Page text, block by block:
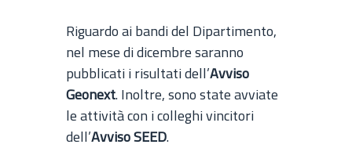
Riguardo ai bandi del Dipartimento,
nel mese di dicembre saranno
pubblicati i risultati dell’Avviso
Geonext. Inoltre, sono state avviate
le attività con i colleghi vincitori
dell’Avviso SEED.